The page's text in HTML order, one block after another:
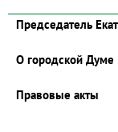
Председатель
О городской Думе
Правовые акты